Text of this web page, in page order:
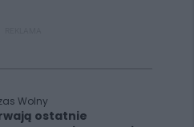
Wolny
ostatnie